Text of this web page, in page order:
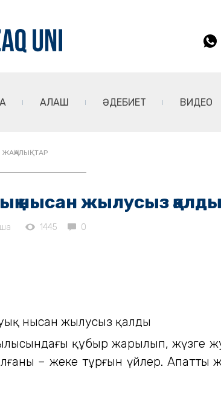
АЛАШ ӘДЕБИЕТ ВИДЕО
ЖАҢАЛЫҚТАР
нысан жылусыз қалды
1445 0
құбыр жарылып, жүзге
– жеке тұрғын үйлер.